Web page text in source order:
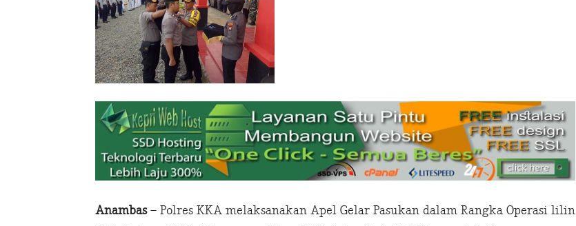
Anambas– Polres KKA melaksanakan Apel Gelar Pasukan dalam Rangka Operasi lilin